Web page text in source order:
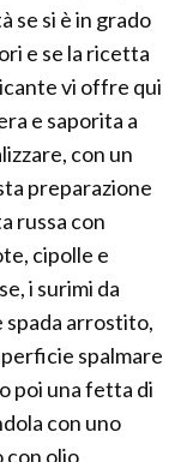
se si è in grado
e se la ricetta
vi offre qui
e saporita a
con un
preparazione
russa con
cipolle e
i surimi da
spada arrostito,
spalmare
poi una fetta di
con uno
olio